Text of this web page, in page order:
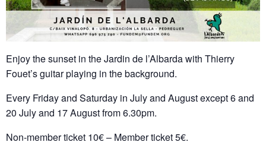
Enjoy the sunset in the Jardin de l’Albarda with Thierry
Fouet’s guitar playing in the background.
Every Friday and Saturday in July and August except 6 and
20 July and 17 August from 6.30pm.
Non-member ticket 10€ – Member ticket 5€.